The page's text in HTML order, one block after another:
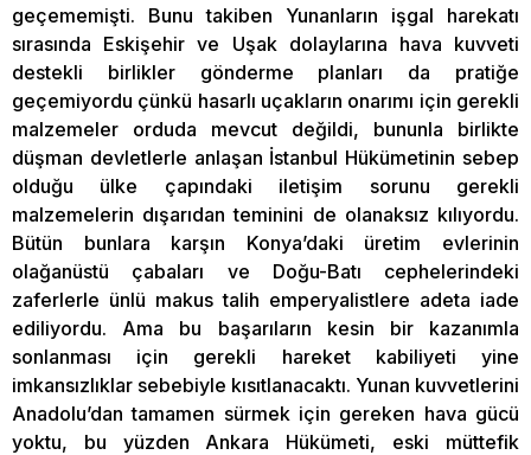
geçememişti. Bunu takiben Yunanların işgal harekatı
sırasında Eskişehir ve Uşak dolaylarına hava kuvveti
destekli birlikler gönderme planları da pratiğe
geçemiyordu çünkü hasarlı uçakların onarımı için gerekli
malzemeler orduda mevcut değildi, bununla birlikte
düşman devletlerle anlaşan İstanbul Hükümetinin sebep
olduğu ülke çapındaki iletişim sorunu gerekli
malzemelerin dışarıdan teminini de olanaksız kılıyordu.
Bütün bunlara karşın Konya’daki üretim evlerinin
olağanüstü çabaları ve Doğu-Batı cephelerindeki
zaferlerle ünlü makus talih emperyalistlere adeta iade
ediliyordu. Ama bu başarıların kesin bir kazanımla
sonlanması için gerekli hareket kabiliyeti yine
imkansızlıklar sebebiyle kısıtlanacaktı. Yunan kuvvetlerini
Anadolu’dan tamamen sürmek için gereken hava gücü
yoktu, bu yüzden Ankara Hükümeti, eski müttefik